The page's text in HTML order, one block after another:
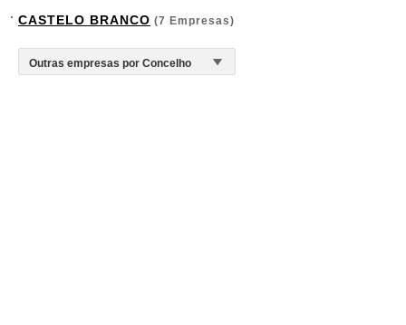
CASTELO BRANCO (7 Empresas)